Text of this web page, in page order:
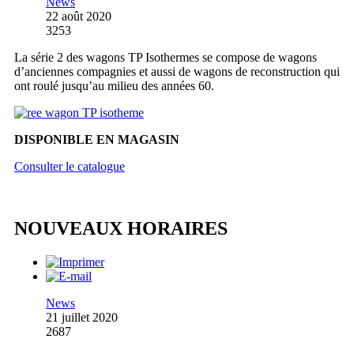
22 août 2020
3253
La série 2 des wagons TP Isothermes se compose de wagons
d’anciennes compagnies et aussi de wagons de reconstruction qui
ont roulé jusqu’au milieu des années 60.
DISPONIBLE EN MAGASIN
Consulter le catalogue
NOUVEAUX HORAIRES
News
21 juillet 2020
2687